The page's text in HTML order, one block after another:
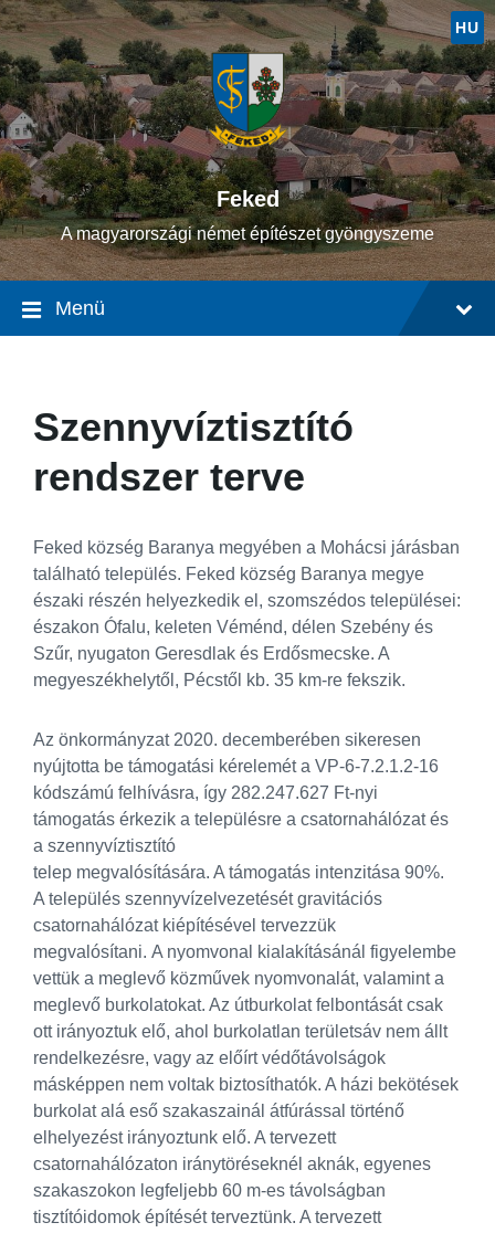
Ugrás
a
tartalomhoz
Ugrás
a
fő
navigációhoz
Ugrás
a
lábléchez
HU
Feked
A magyarországi német építészet gyöngyszeme
Menü
Szennyvíztisztító
rendszer terve
Feked község Baranya megyében a Mohácsi járásban
található település. Feked község Baranya megye
északi részén helyezkedik el, szomszédos települései:
északon Ófalu, keleten Véménd, délen Szebény és
Szűr, nyugaton Geresdlak és Erdősmecske. A
megyeszékhelytől, Pécstől kb. 35 km-re fekszik.
Az önkormányzat 2020. decemberében sikeresen
nyújtotta be támogatási kérelemét a VP-6-7.2.1.2-16
kódszámú felhívásra, így 282.247.627 Ft-nyi
támogatás érkezik a településre a csatornahálózat és
a szennyvíztisztító
telep megvalósítására. A támogatás intenzitása 90%.
A település szennyvízelvezetését gravitációs
csatornahálózat kiépítésével tervezzük
megvalósítani. A nyomvonal kialakításánál figyelembe
vettük a meglevő közművek nyomvonalát, valamint a
meglevő burkolatokat. Az útburkolat felbontását csak
ott irányoztuk elő, ahol burkolatlan területsáv nem állt
rendelkezésre, vagy az előírt védőtávolságok
másképpen nem voltak biztosíthatók. A házi bekötések
burkolat alá eső szakaszainál átfúrással történő
elhelyezést irányoztunk elő. A tervezett
csatornahálózaton iránytöréseknél aknák, egyenes
szakaszokon legfeljebb 60 m-es távolságban
tisztítóidomok építését terveztünk. A tervezett